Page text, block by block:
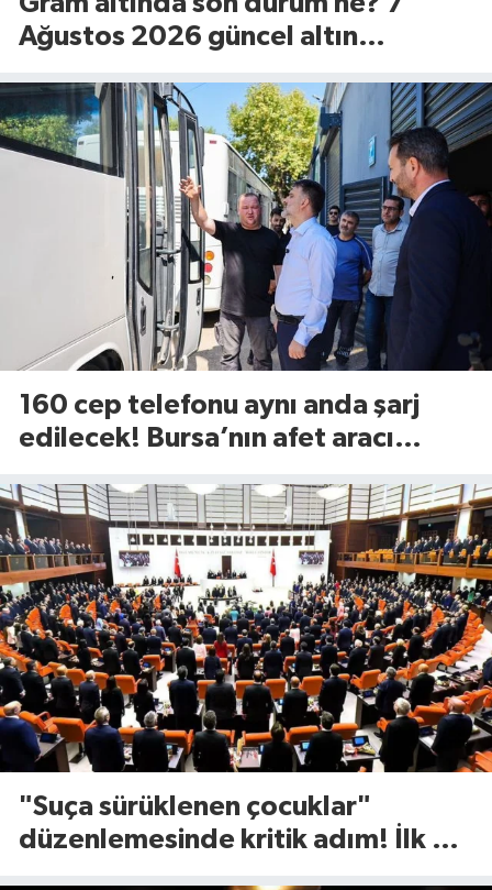
Ağustos 2026 güncel altın
160 cep telefonu aynı anda şarj
edilecek! Bursa’nın afet aracı
"Suça sürüklenen çocuklar"
düzenlemesinde kritik adım! İlk 2